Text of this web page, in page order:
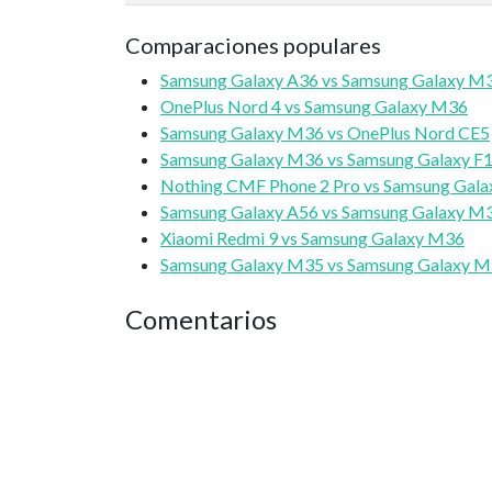
Comparaciones populares
Samsung Galaxy A36 vs Samsung Galaxy
OnePlus Nord 4 vs Samsung Galaxy M36
Samsung Galaxy M36 vs OnePlus Nord CE5
Samsung Galaxy M36 vs Samsung Galaxy
Nothing CMF Phone 2 Pro vs Samsung
Samsung Galaxy A56 vs Samsung Galaxy
Xiaomi Redmi 9 vs Samsung Galaxy M36
Samsung Galaxy M35 vs Samsung Galaxy
Comentarios